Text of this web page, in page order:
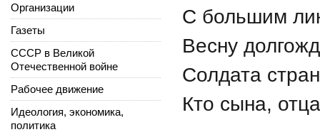
С большим
Весну
Солдата
Кто сына,
Организации
Газеты
СССР в Великой
Отечественной войне
Рабочее движение
Идеология, экономика,
политика